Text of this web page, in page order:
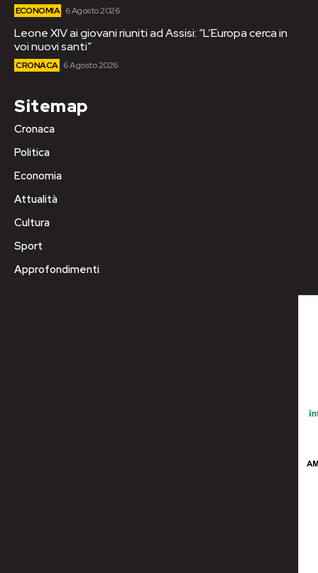
ECONOMIA 6 Agosto 2026
Leone XIV ai giovani riuniti ad Assisi: “L’Europa cerca in
voi nuovi santi”
CRONACA 6 Agosto 2026
Sitemap
Cronaca
Politica
Economia
Attualità
Cultura
Sport
Approfondimenti